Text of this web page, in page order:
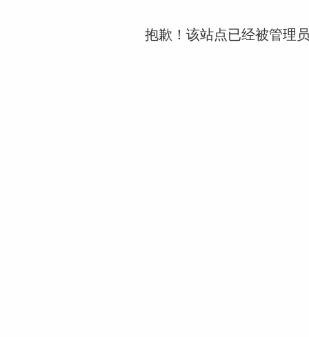
抱歉！该站点已经被管理